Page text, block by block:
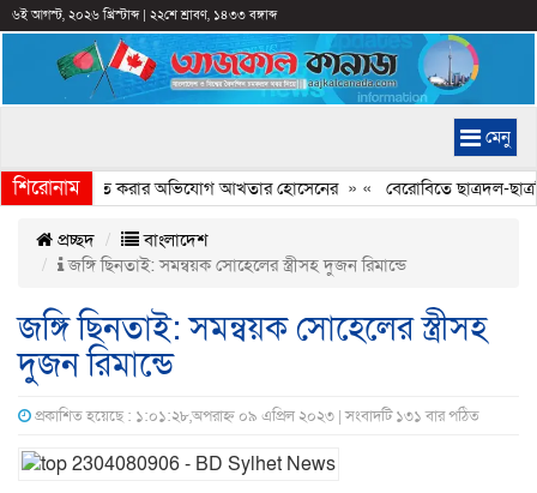
৬ই আগস্ট, ২০২৬ খ্রিস্টাব্দ| ২২শে শ্রাবণ, ১৪৩৩ বঙ্গাব্দ
মেনু
শিরোনাম
ইতিহাস বিকৃত করার অভিযোগ আখতার হোসেনের» «বেরোবিতে ছাত্রদল-
প্রচ্ছদ
বাংলাদেশ
জঙ্গি ছিনতাই: সমন্বয়ক সোহেলের স্ত্রীসহ দুজন রিমান্ডে
জঙ্গি ছিনতাই: সমন্বয়ক সোহেলের স্ত্রীসহ
দুজন রিমান্ডে
প্রকাশিত হয়েছে : ১:০১:২৮,অপরাহ্ন ০৯ এপ্রিল ২০২৩ | সংবাদটি ১৩১ বার পঠিত